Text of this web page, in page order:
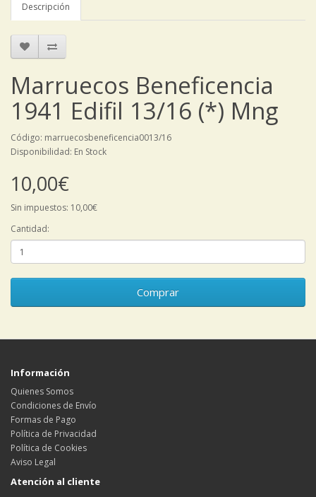
Descripción
Marruecos Beneficencia
1941 Edifil 13/16 (*) Mng
Código: marruecosbeneficencia0013/16
Disponibilidad: En Stock
10,00€
Sin impuestos: 10,00€
Cantidad:
Comprar
Información
Quienes Somos
Condiciones de Envío
Formas de Pago
Política de Privacidad
Política de Cookies
Aviso Legal
Atención al cliente